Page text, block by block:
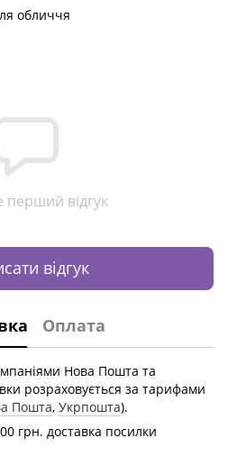
обличчя
перший відгук
відгук
Оплата
Нова Пошта та
розраховується за тарифами
Пошта, Укрпошта).
грн. доставка посилки